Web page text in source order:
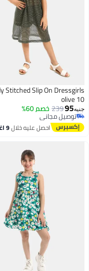
Stitched Slip On Dressgirls
olive 10
جنيه95
239 خصم 60%
توصيل مجاني
توصيل مجانياحصل عليه خلال9 اغسطس